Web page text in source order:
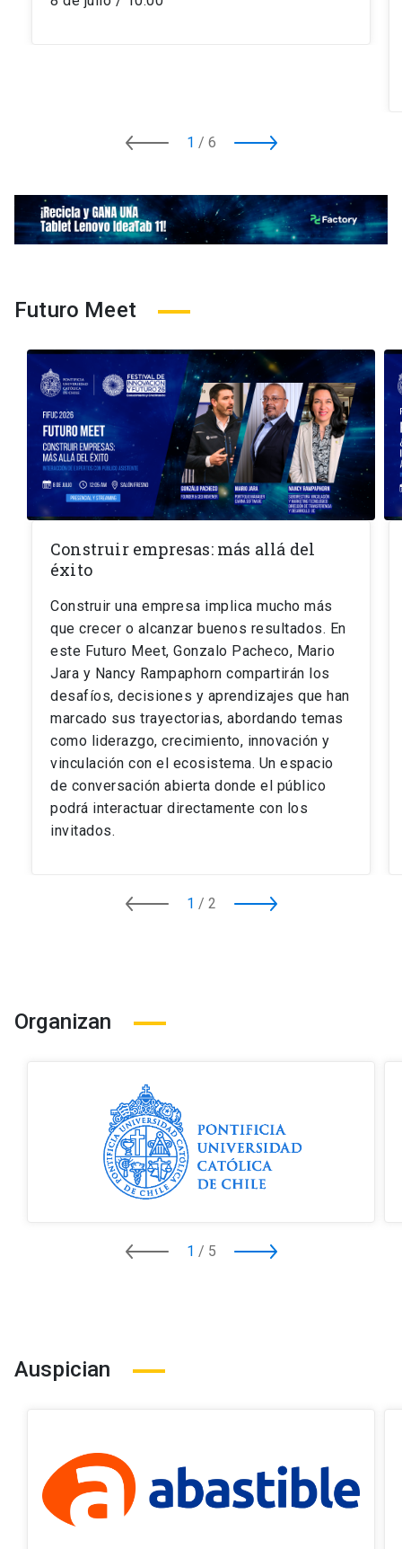
1 / 6
Futuro Meet
Construir empresas: más allá del
éxito
Construir una empresa implica mucho más
que crecer o alcanzar buenos resultados. En
este Futuro Meet, Gonzalo Pacheco, Mario
Jara y Nancy Rampaphorn compartirán los
desafíos, decisiones y aprendizajes que han
marcado sus trayectorias, abordando temas
como liderazgo, crecimiento, innovación y
vinculación con el ecosistema. Un espacio
de conversación abierta donde el público
podrá interactuar directamente con los
invitados.
1 / 2
Organizan
1 / 5
Auspician